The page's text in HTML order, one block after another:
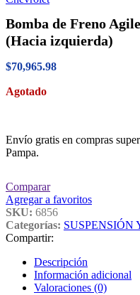
Bomba de Freno
(Hacia izquierda)
$70,965.98
Agotado
Envío gratis en compras
Pampa.
Comparar
Agregar a favoritos
SKU: 6856
Categorías: SUSPENSIÓN
Compartir:
Descripción
Información adicional
Valoraciones (0)